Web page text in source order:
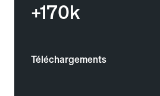
+170k
Téléchargements